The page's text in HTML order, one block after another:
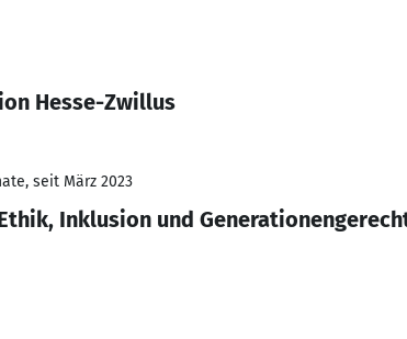
Hesse-Zwillus
seit März 2023
Inklusion und